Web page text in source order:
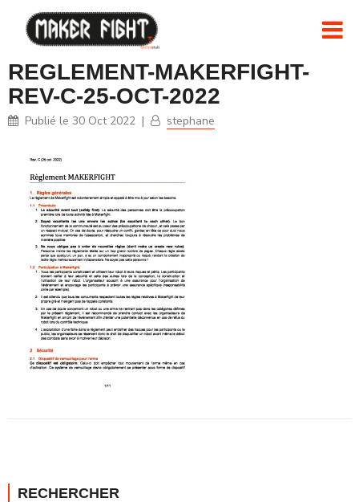
REGLEMENT-MAKERFIGHT-
REV-C-25-OCT-2022
Publié le 30 Oct 2022 | stephane
RECHERCHER